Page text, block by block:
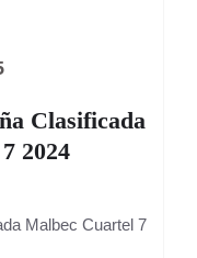
Clasificada
2024
Malbec Cuartel 7